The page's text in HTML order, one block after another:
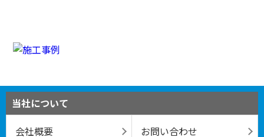
当社について
会社概要
お問い合わせ